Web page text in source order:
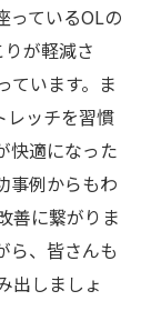
っているOLの
が軽減さ
ています。ま
レッチを習慣
快適になった
事例からもわ
善に繋がりま
ら、皆さんも
出しましょ